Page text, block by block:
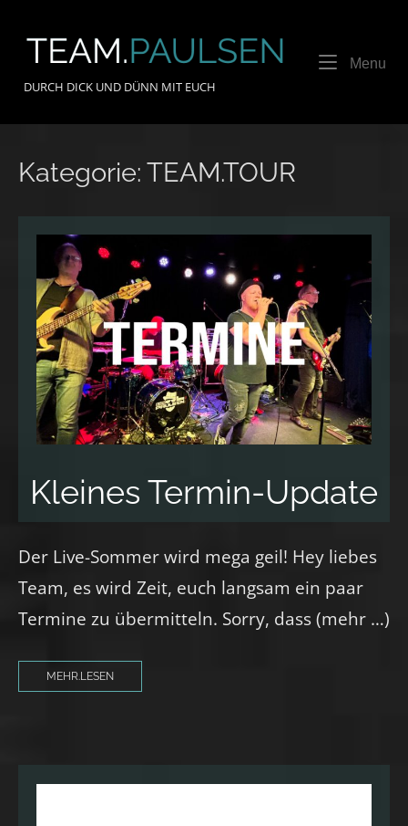
Home
DURCH DICK UND DÜNN MIT EUCH
Menu
Kategorie: TEAM.TOUR
Kleines Termin-Update
Der Live-Sommer wird mega geil! Hey liebes
Team, es wird Zeit, euch langsam ein paar
Termine zu übermitteln. Sorry, dass (mehr …)
MEHR.LESEN